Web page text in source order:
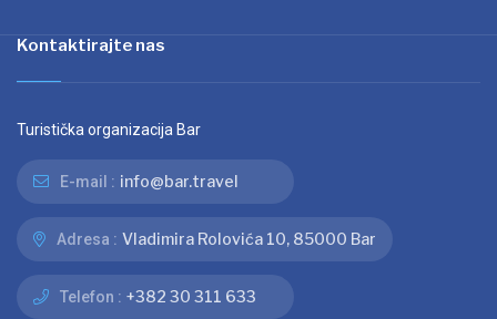
Kontaktirajte nas
Turistička organizacija Bar
E-mail : info@bar.travel
Adresa : Vladimira Rolovića 10, 85000 Bar
Telefon : +382 30 311 633